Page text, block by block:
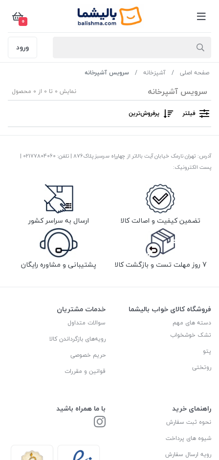
0
ورود
صفحه اصلی آشپزخانه سرویس آشپرخانه
سرویس آشپرخانه نمایش 0 تا 0 از 0 محصول
فیلتر پرفروش‌ترین‌
آدرس: تهران نارمک خیابان آیت بالاتر از چهارراه سرسبز پلاک876 | تلفن: ‎02177804060 |
پست الکترونیک:
تضمین کیفیت و اصالت کالا ارسال به سراسر کشور
7 روز مهلت تست و بازگشت کالا پشتیبانی و مشاوره رایگان
فروشگاه کالای خواب بالیشما
دسته های مهم
تشک خوشخواب
پتو
روتختی
خدمات مشتریان
سوالات متداول
رویه‌های بازگرداندن کالا
حریم خصوصی
قوانین و مقررات
راهنمای خرید
نحوه ثبت سفارش
شیوه های پرداخت
رویه ارسال سفارش
با ما همراه باشید